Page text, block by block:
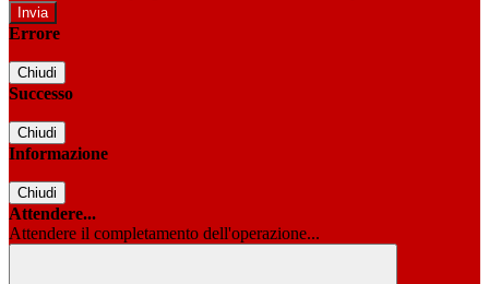
Errore
Chiudi
Successo
Chiudi
Informazione
Chiudi
Attendere...
Attendere il completamento dell'operazione...